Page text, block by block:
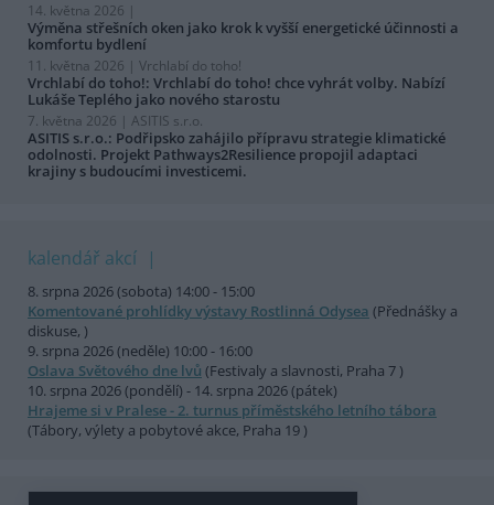
14. května 2026 |
Výměna střešních oken jako krok k vyšší energetické účinnosti a
komfortu bydlení
11. května 2026 | Vrchlabí do toho!
Vrchlabí do toho!: Vrchlabí do toho! chce vyhrát volby. Nabízí
Lukáše Teplého jako nového starostu
7. května 2026 | ASITIS s.r.o.
ASITIS s.r.o.: Podřipsko zahájilo přípravu strategie klimatické
odolnosti. Projekt Pathways2Resilience propojil adaptaci
krajiny s budoucími investicemi.
kalendář akcí
8. srpna 2026 (sobota) 14:00 - 15:00
Komentované prohlídky výstavy Rostlinná Odysea (Přednášky a
diskuse, )
9. srpna 2026 (neděle) 10:00 - 16:00
Oslava Světového dne lvů (Festivaly a slavnosti, Praha 7 )
10. srpna 2026 (pondělí) - 14. srpna 2026 (pátek)
Hrajeme si v Pralese - 2. turnus příměstského letního tábora
(Tábory, výlety a pobytové akce, Praha 19 )